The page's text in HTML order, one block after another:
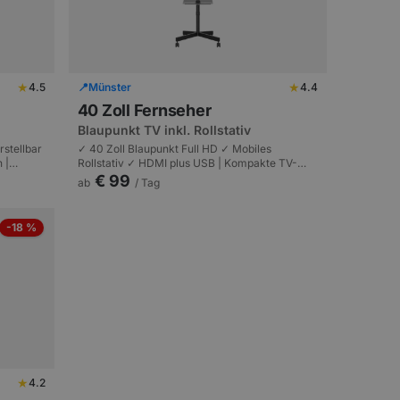
★4.5
und
📍Münster ★4.4
40 Zoll Fernseher
Blaupunkt TV inkl. Rollstativ
✓ 40 Zoll Blaupunkt Full HD ✓ Mobiles
Rollstativ ✓ HDMI plus USB | Kompakte TV-
Lösung | Side-Displays plus kleine Räume.
ab € 99 / Tag
-18 %
★4.2